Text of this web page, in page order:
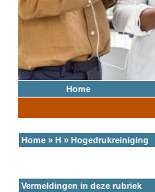
Home
Home » H » Hogedrukreiniging
Vermeldingen in deze rubriek